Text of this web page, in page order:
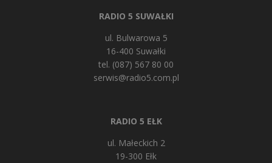
RADIO 5 SUWAŁKI
ul. Bulwarowa 5
16-400 Suwałki
tel. (087) 567 80 00
serwis@radio5.com.pl
RADIO 5 EŁK
ul. Małeckich 2
19-300 Ełk